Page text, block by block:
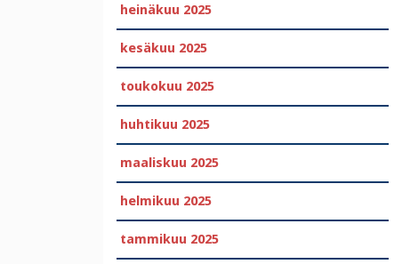
heinäkuu 2025
kesäkuu 2025
toukokuu 2025
huhtikuu 2025
maaliskuu 2025
helmikuu 2025
tammikuu 2025